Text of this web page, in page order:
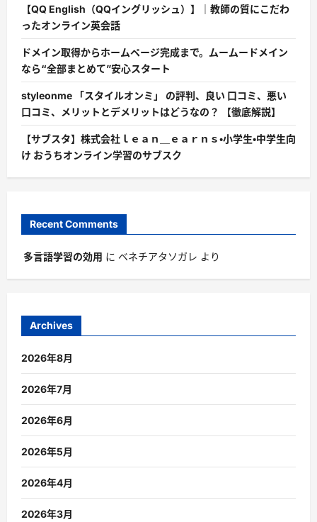
【QQ English（QQイングリッシュ）】｜教師の質にこだわ
ったオンライン英会話
ドメイン取得からホームページ完成まで。ムームードメイン
なら“全部まとめて”安心スタート
styleonme 「スタイルオンミ」 の評判、良い 口コミ、悪い
口コミ、メリットとデメリットはどうなの？ 【徹底解説】
【サブスタ】株式会社ｌｅａｎ＿ｅａｒｎｓ・小学生・中学生向
け おうちオンライン学習のサブスク
Recent Comments
多言語学習の効用 に ベネチアタソガレ より
Archives
2026年8月
2026年7月
2026年6月
2026年5月
2026年4月
2026年3月